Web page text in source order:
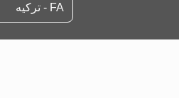
FA - تركيه